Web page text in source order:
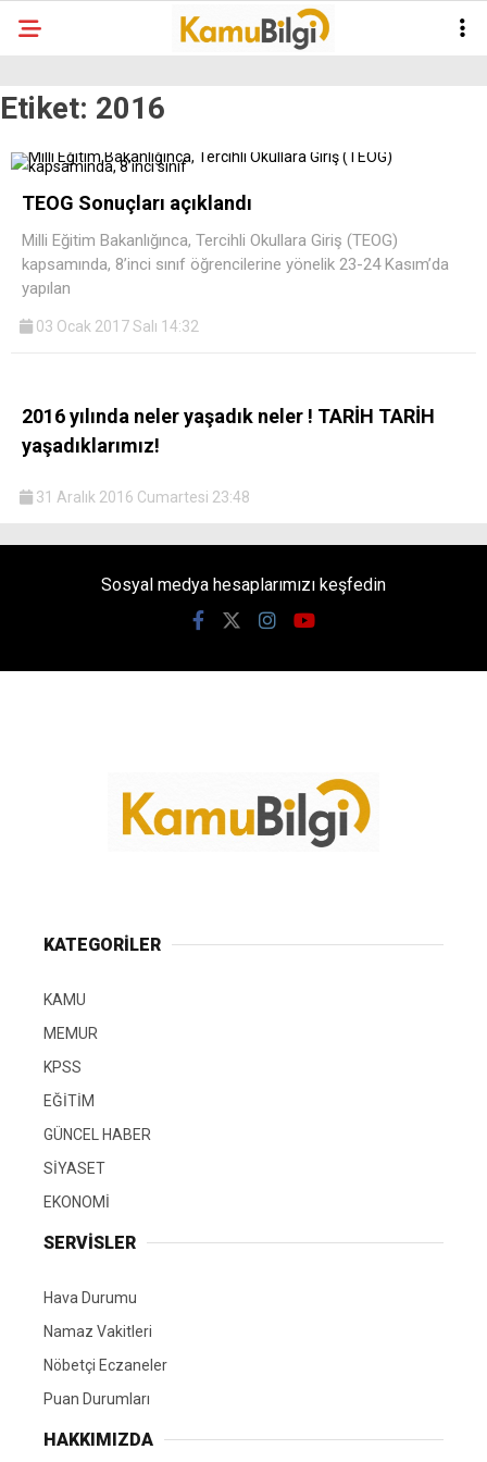
Etiket: 2016
TEOG Sonuçları açıklandı
Milli Eğitim Bakanlığınca, Tercihli Okullara Giriş (TEOG)
kapsamında, 8’inci sınıf öğrencilerine yönelik 23-24 Kasım’da
yapılan
03 Ocak 2017 Salı 14:32
2016 yılında neler yaşadık neler ! TARİH TARİH
yaşadıklarımız!
31 Aralık 2016 Cumartesi 23:48
Sosyal medya hesaplarımızı keşfedin
KATEGORİLER
KAMU
MEMUR
KPSS
EĞİTİM
GÜNCEL HABER
SİYASET
EKONOMİ
SERVİSLER
Hava Durumu
Namaz Vakitleri
Nöbetçi Eczaneler
Puan Durumları
HAKKIMIZDA